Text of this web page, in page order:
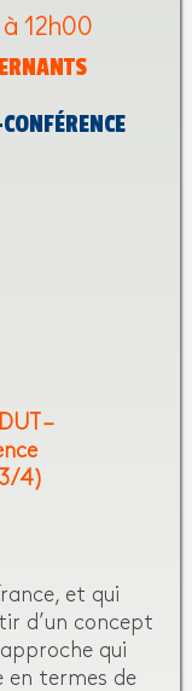
12h00
DUT –
4)
et qui
d’un concept
qui
en termes de